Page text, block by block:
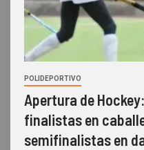
POLIDEPORTIVO
Apertura de
finalistas en
semifinalistas en